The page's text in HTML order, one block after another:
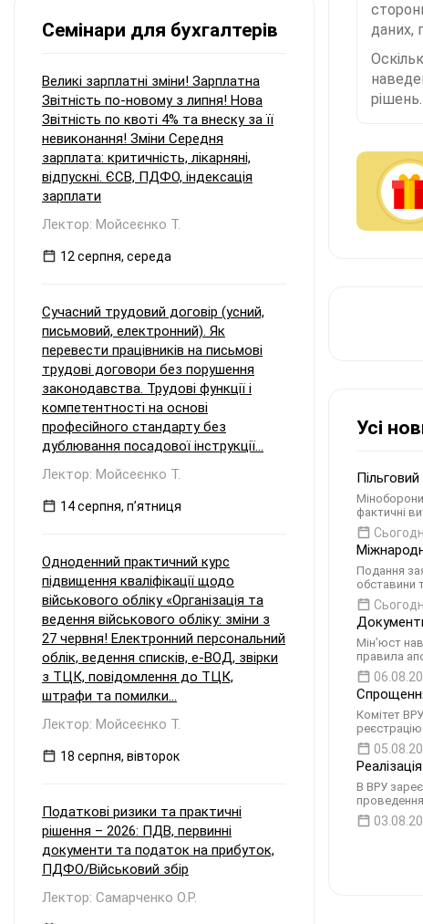
даних,
Усі
фактичні
Подання
обставини
Мін’юст
правила
Комітет
В ВРУ
Семінари для бухгалтерів
Великі зарплатні зміни! Зарплатна
Звітність по-новому з липня! Нова
Звітність по квоті 4% та внеску за її
невиконання! Зміни Середня
зарплата: критичність, лікарняні,
відпускні. ЄСВ, ПДФО, індексація
зарплати
Лектор: Мойсеєнко Т.
12 серпня, середа
Сучасний трудовий договір (усний,
письмовий, електронний). Як
перевести працівників на письмові
трудові договори без порушення
законодавства. Трудові функції і
компетентності на основі
професійного стандарту без
дублювання посадової інструкції...
Лектор: Мойсеєнко Т.
14 серпня, пʼятниця
Одноденний практичний курс
підвищення кваліфікації щодо
військового обліку «Організація та
ведення військового обліку: зміни з
27 червня! Електронний персональний
облік, ведення списків, е-ВОД, звірки
з ТЦК, повідомлення до ТЦК,
штрафи та помилки...
Лектор: Мойсеєнко Т.
18 серпня, вівторок
Податкові ризики та практичні
рішення – 2026: ПДВ, первинні
документи та податок на прибуток,
ПДФО/Військовий збір
Лектор: Самарченко О.Р.